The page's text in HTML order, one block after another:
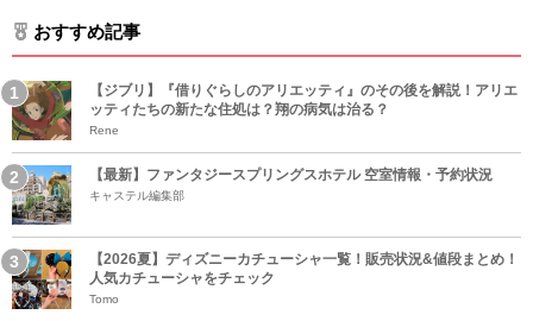
おすすめ記事
【ジブリ】『借りぐらしのアリエッティ』のその後を解説！アリエ
ッティたちの新たな住処は？翔の病気は治る？
Rene
【最新】ファンタジースプリングスホテル 空室情報・予約状況
キャステル編集部
【2026夏】ディズニーカチューシャ一覧！販売状況&値段まとめ！
人気カチューシャをチェック
Tomo